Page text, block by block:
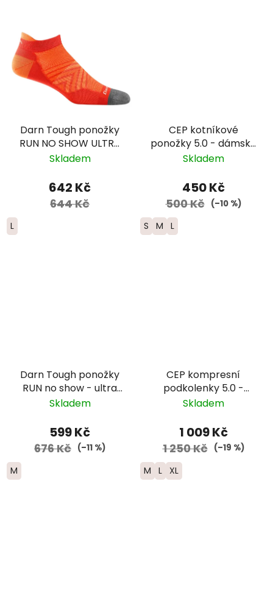
Darn Tough ponožky
RUN NO SHOW ULTRA
Lightweight Merino -
Skladem
642 Kč
644 Kč
L
CEP kotníkové
ponožky 5.0 - dámské
– modrá
Skladem
450 Kč
500 Kč (–10 %)
S M L
Darn Tough ponožky
RUN no show - ultra
lightweight s
zelenomodré
Skladem
599 Kč
676 Kč (–11 %)
M
CEP kompresní
podkolenky 5.0 -
pánské - tmavě
Skladem
1 009 Kč
1 250 Kč (–19 %)
M L XL